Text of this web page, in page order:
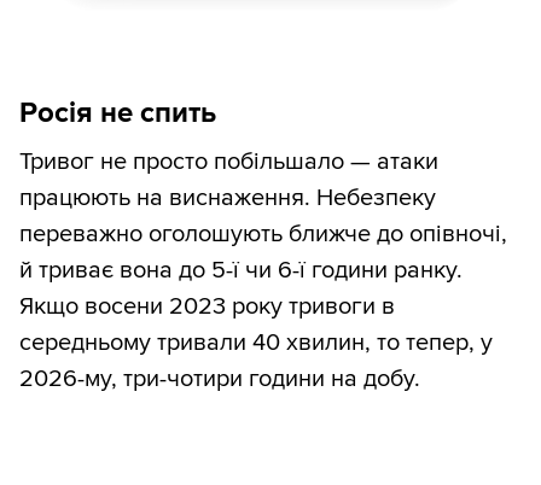
Росія не спить
Тривог не просто побільшало — атаки
працюють на виснаження. Небезпеку
переважно оголошують ближче до опівночі,
й триває вона до 5-ї чи 6-ї години ранку.
Якщо восени 2023 року тривоги в
середньому тривали 40 хвилин, то тепер, у
2026-му, три-чотири години на добу.